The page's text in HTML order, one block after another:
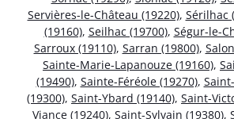
Servières-le-Château (19220), Sérilhac
(19160), Seilhac (19700), Ségur-le-
Sarroux (19110), Sarran (19800),
Sainte-Marie-Lapanouze (19160),
(19490), Sainte-Féréole (19270),
(19300), Saint-Ybard (19140), Saint-
Viance (19240), Saint-Sylvain (19380),